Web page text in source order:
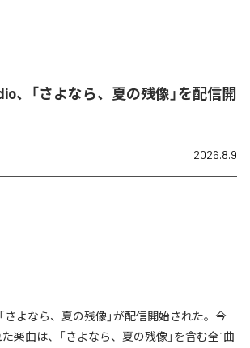
、「さよなら、夏の残像」を配信開
2026.8.9
さよなら、夏の残像」が配信開始された。今
楽曲は、「さよなら、夏の残像」を含む全1曲